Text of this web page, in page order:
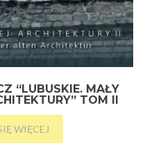
“LUBUSKIE. MAŁY
TOM II
WIĘCEJ